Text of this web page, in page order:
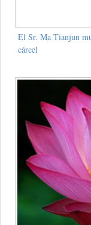
El Sr. Ma Tianjun
cárcel